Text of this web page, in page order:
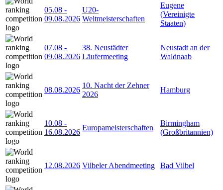
05.08 -
09.08.2026
U20-
Weltmeisterschaften
Eugene
(Vereinigte
Staaten)
07.08 -
09.08.2026
38. Neustädter
Läufermeeting
Neustadt an der
Waldnaab
08.08.2026
10. Nacht der Zehner
2026
Hamburg
10.08 -
16.08.2026
Europameisterschaften
Birmingham
(Großbritannien)
12.08.2026 Vilbeler Abendmeeting Bad Vilbel